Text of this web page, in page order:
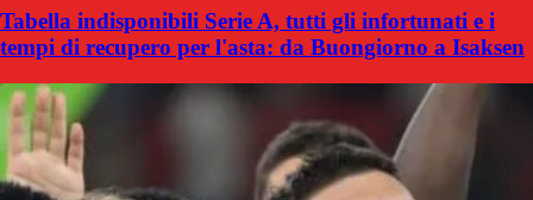
Tabella indisponibili Serie A, tutti gli infortunati e i
tempi di recupero per l'asta: da Buongiorno a Isaksen